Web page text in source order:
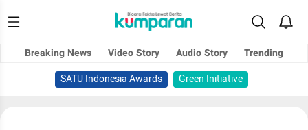
Breaking News Video Story Audio Story
Trending
SATU Indonesia Awards
Green Initiative